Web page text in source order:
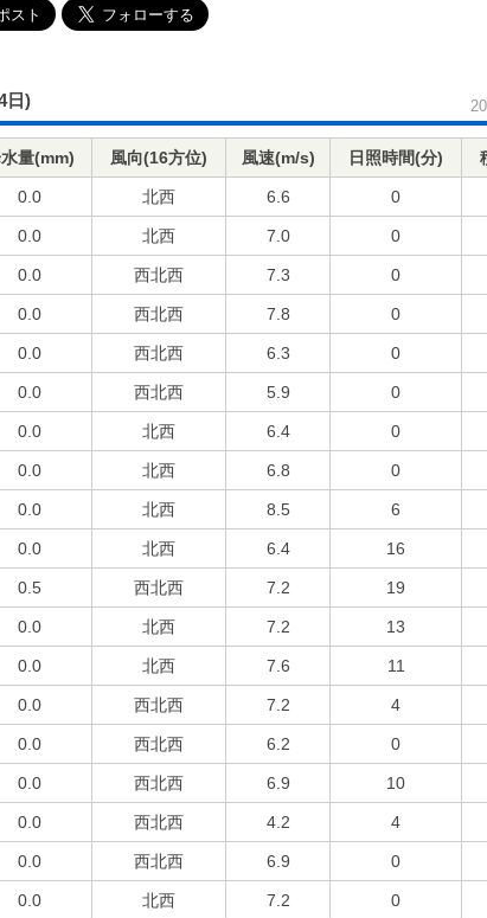
日)
水量(mm) 風向(16方位) 風速(m/s) 日照時間(分)
0.0 北西 6.6 0
0.0 北西 7.0 0
0.0 西北西 7.3 0
0.0 西北西 7.8 0
0.0 西北西 6.3 0
0.0 西北西 5.9 0
0.0 北西 6.4 0
0.0 北西 6.8 0
0.0 北西 8.5 6
0.0 北西 6.4 16
0.5 西北西 7.2 19
0.0 北西 7.2 13
0.0 北西 7.6 11
0.0 西北西 7.2 4
0.0 西北西 6.2 0
0.0 西北西 6.9 10
0.0 西北西 4.2 4
0.0 西北西 6.9 0
0.0 北西 7.2 0